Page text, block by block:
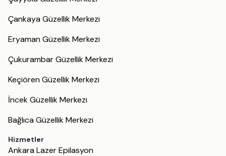
Çankaya Güzellik Merkezi
Eryaman Güzellik Merkezi
Çukurambar Güzellik Merkezi
Keçiören Güzellik Merkezi
İncek Güzellik Merkezi
Bağlıca Güzellik Merkezi
Hizmetler
Ankara Lazer Epilasyon